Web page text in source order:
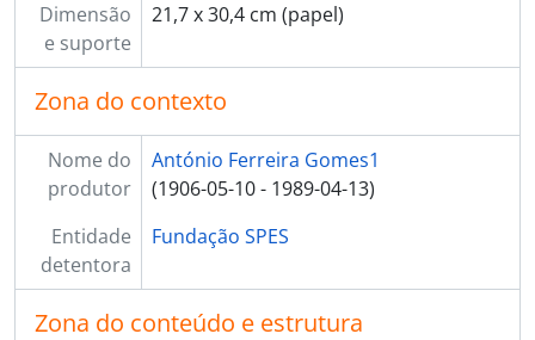
Dimensão
e suporte
21,7 x 30,4 cm (papel)
Zona do contexto
Nome do
produtor
António Ferreira Gomes1
(1906-05-10 - 1989-04-13)
Entidade
detentora
Fundação SPES
Zona do conteúdo e estrutura